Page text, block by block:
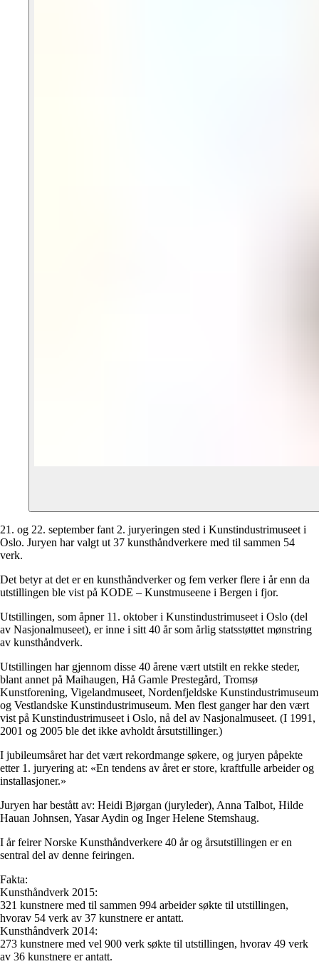
21. og 22. september fant 2. juryeringen sted i Kunstindustrimuseet i
Oslo. Juryen har valgt ut 37 kunsthåndverkere med til sammen 54
verk.
Det betyr at det er en kunsthåndverker og fem verker flere i år enn da
utstillingen ble vist på KODE – Kunstmuseene i Bergen i fjor.
Utstillingen, som åpner 11. oktober i Kunstindustrimuseet i Oslo (del
av Nasjonalmuseet), er inne i sitt 40 år som årlig statsstøttet mønstring
av kunsthåndverk.
Utstillingen har gjennom disse 40 årene vært utstilt en rekke steder,
blant annet på Maihaugen, Hå Gamle Prestegård, Tromsø
Kunstforening, Vigelandmuseet, Nordenfjeldske Kunstindustrimuseum
og Vestlandske Kunstindustrimuseum. Men flest ganger har den vært
vist på Kunstindustrimuseet i Oslo, nå del av Nasjonalmuseet. (I 1991,
2001 og 2005 ble det ikke avholdt årsutstillinger.)
I jubileumsåret har det vært rekordmange søkere, og juryen påpekte
etter 1. juryering at: «En tendens av året er store, kraftfulle arbeider og
installasjoner.»
Juryen har bestått av: Heidi Bjørgan (juryleder), Anna Talbot, Hilde
Hauan Johnsen, Yasar Aydin og Inger Helene Stemshaug.
I år feirer Norske Kunsthåndverkere 40 år og årsutstillingen er en
sentral del av denne feiringen.
Fakta:
Kunsthåndverk 2015:
321 kunstnere med til sammen 994 arbeider søkte til utstillingen,
hvorav 54 verk av 37 kunstnere er antatt.
Kunsthåndverk 2014:
273 kunstnere med vel 900 verk søkte til utstillingen, hvorav 49 verk
av 36 kunstnere er antatt.